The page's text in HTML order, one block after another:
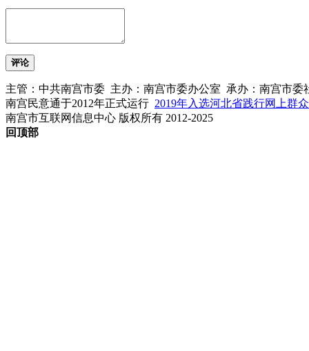
评论
主管：中共南宫市委 主办：南宫市委办公室 承办：南宫市委
南宫民意通于2012年正式运行 2019年入选河北省践行网上群
南宫市互联网信息中心 版权所有 2012-2025
回顶部